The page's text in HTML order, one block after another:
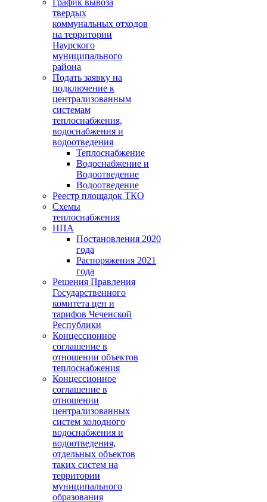
График вывоза
твердых
коммунальных отходов
на территории
Наурского
муниципального
района
Подать заявку на
подключение к
централизованным
системам
теплоснабжения,
водоснабжения и
водоотведения
Теплоснабжение
Водоснабжение и
Водоотведение
Водоотведение
Реестр площадок ТКО
Схемы
теплоснабжения
НПА
Постановления 2020
года
Распоряжения 2021
года
Решения Правления
Государственного
комитета цен и
тарифов Чеченской
Республики
Концессионное
соглашение в
отношении объектов
теплоснабжения
Концессионное
соглашение в
отношении
централизованных
систем холодного
водоснабжения и
водоотведения,
отдельных объектов
таких систем на
территории
муниципального
образования